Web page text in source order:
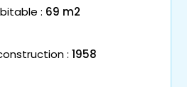
: 69 m2
: 1958